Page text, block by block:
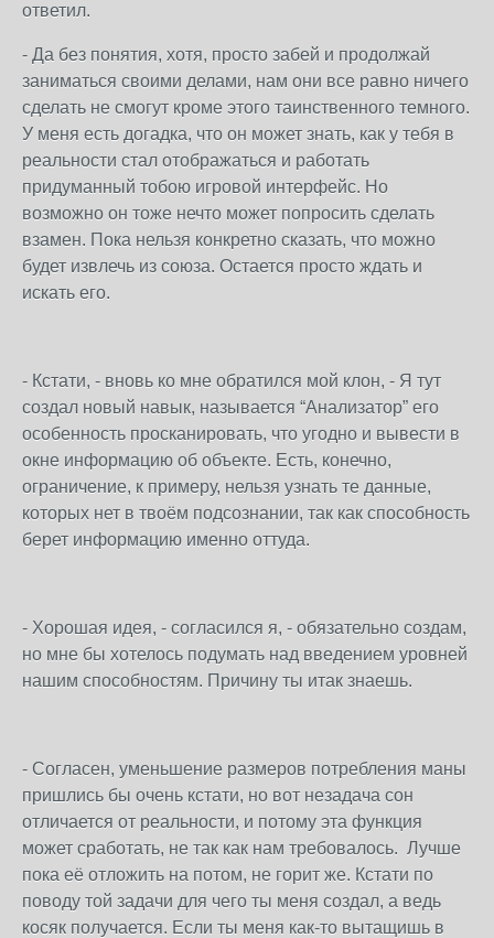
ответил.
- Да без понятия, хотя, просто забей и продолжай
заниматься своими делами, нам они все равно ничего
сделать не смогут кроме этого таинственного темного.
У меня есть догадка, что он может знать, как у тебя в
реальности стал отображаться и работать
придуманный тобою игровой интерфейс. Но
возможно он тоже нечто может попросить сделать
взамен. Пока нельзя конкретно сказать, что можно
будет извлечь из союза. Остается просто ждать и
искать его.
- Кстати, - вновь ко мне обратился мой клон, - Я тут
создал новый навык, называется “Анализатор” его
особенность просканировать, что угодно и вывести в
окне информацию об объекте. Есть, конечно,
ограничение, к примеру, нельзя узнать те данные,
которых нет в твоём подсознании, так как способность
берет информацию именно оттуда.
- Хорошая идея, - согласился я, - обязательно создам,
но мне бы хотелось подумать над введением уровней
нашим способностям. Причину ты итак знаешь.
- Согласен, уменьшение размеров потребления маны
пришлись бы очень кстати, но вот незадача сон
отличается от реальности, и потому эта функция
может сработать, не так как нам требовалось. Лучше
пока её отложить на потом, не горит же. Кстати по
поводу той задачи для чего ты меня создал, а ведь
косяк получается. Если ты меня как-то вытащишь в